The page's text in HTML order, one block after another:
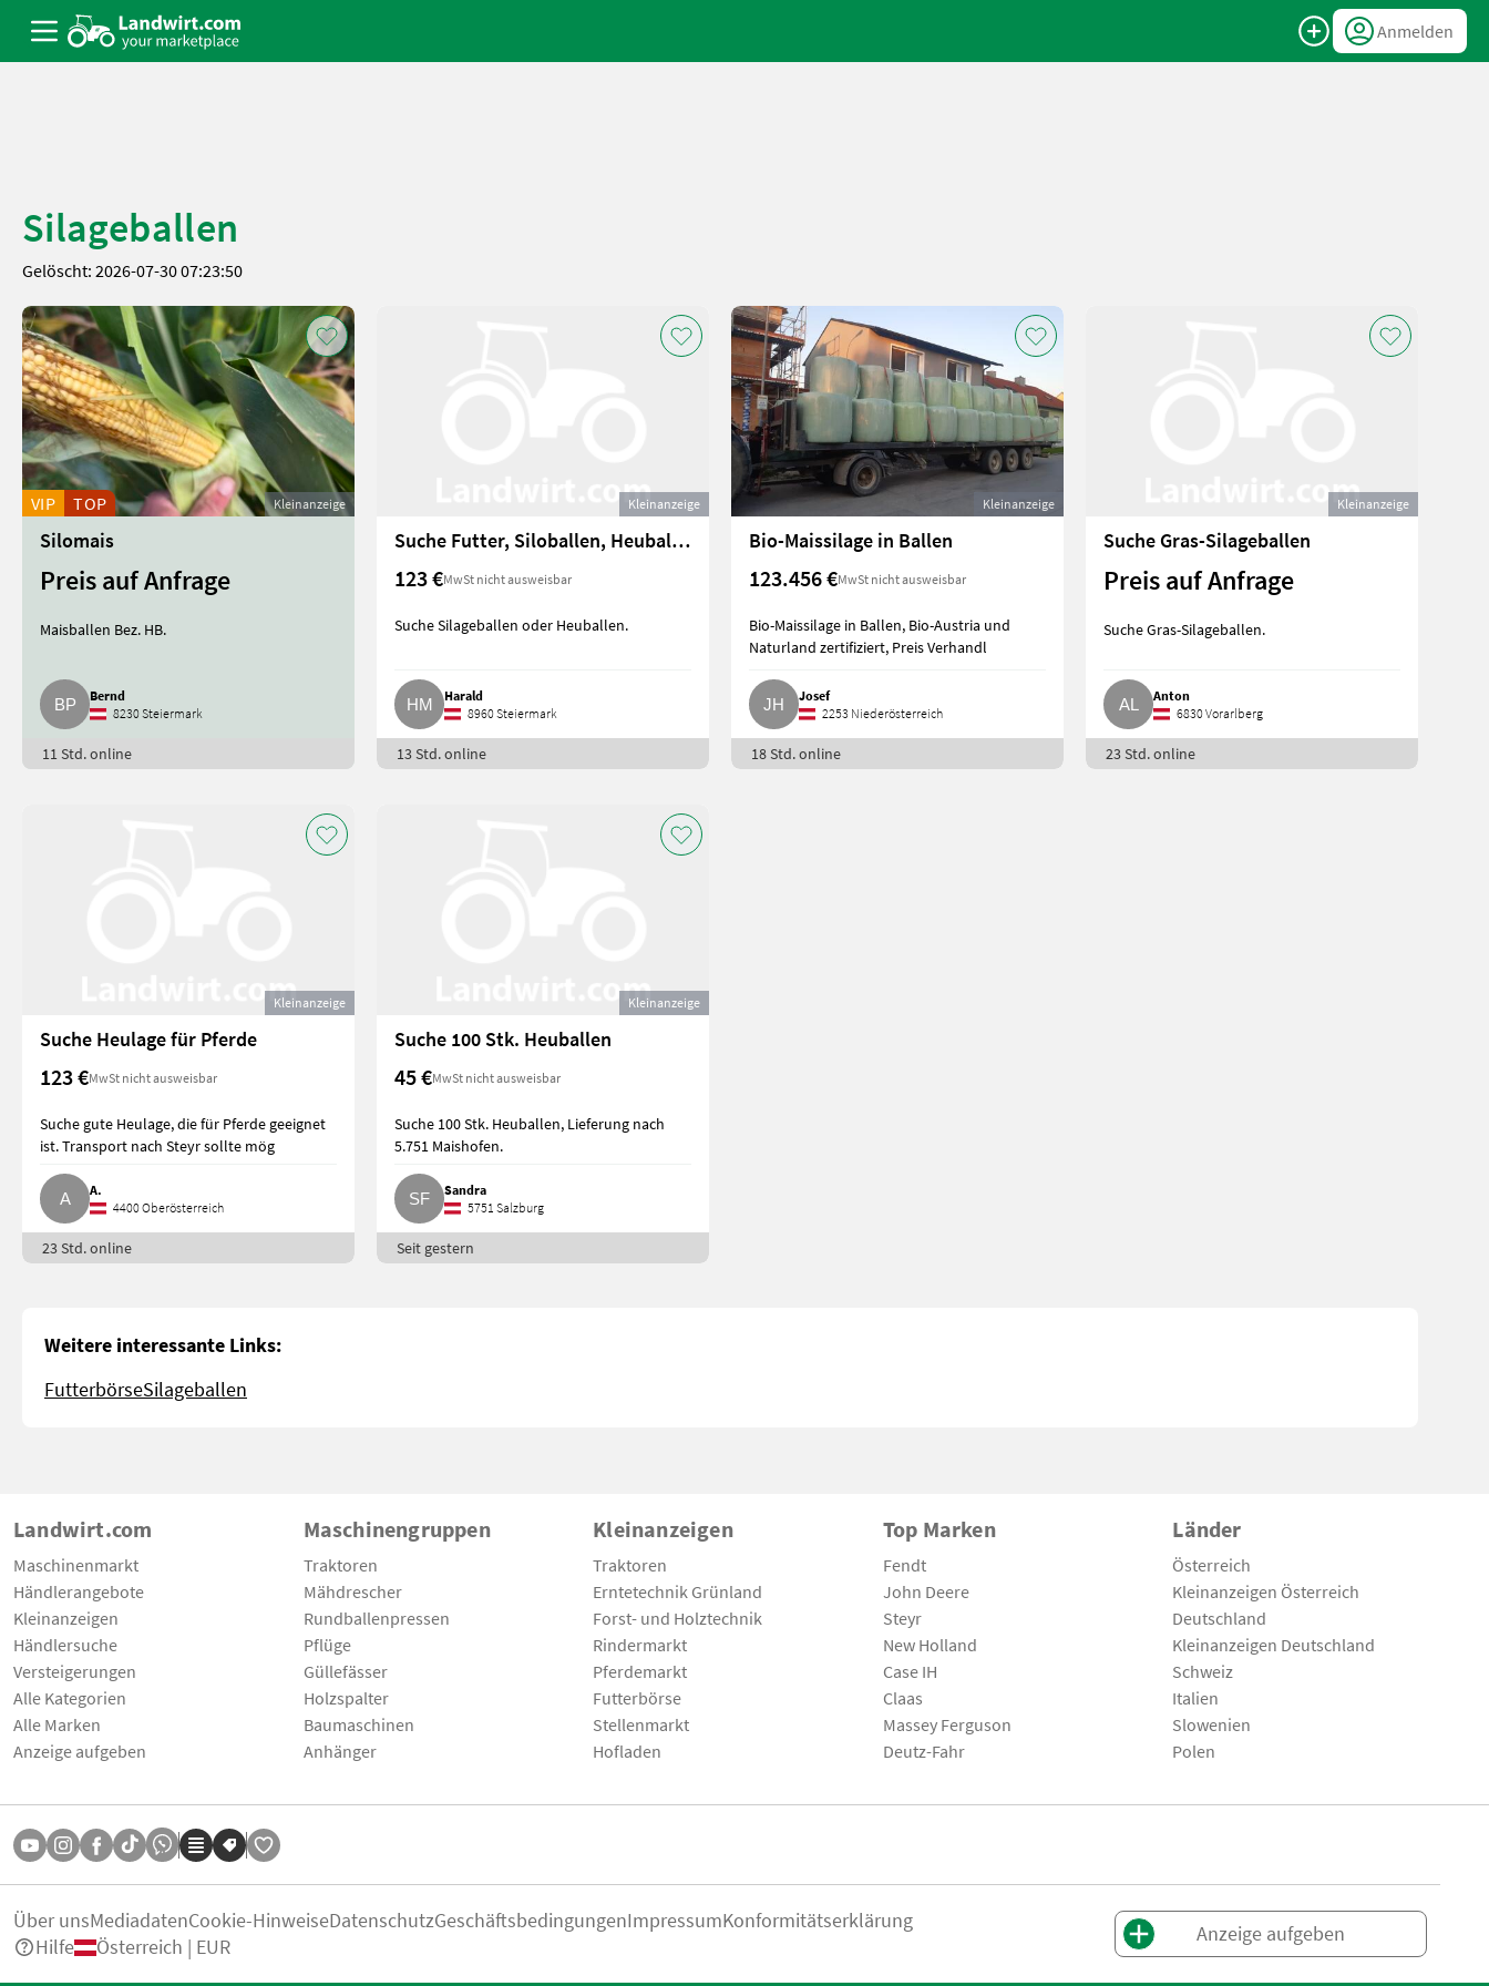
Anmelden
Silageballen
Gelöscht: 2026-07-30 07:23:50
Kleinanzeige
VIP TOP
Silomais
Preis auf Anfrage
Maisballen Bez. HB.
Bernd
8230 Steiermark
11 Std. online
Kleinanzeige
Suche Futter, Siloballen, Heuballen
123 €MwSt nicht ausweisbar
Suche Silageballen oder Heuballen.
Harald
8960 Steiermark
13 Std. online
Kleinanzeige
Bio-Maissilage in Ballen
123.456 €MwSt nicht ausweisbar
Bio-Maissilage in Ballen, Bio-Austria und
Naturland zertifiziert, Preis Verhandl
Josef
2253 Niederösterreich
18 Std. online
Kleinanzeige
Suche Gras-Silageballen
Preis auf Anfrage
Suche Gras-Silageballen.
Anton
6830 Vorarlberg
23 Std. online
Kleinanzeige
Suche Heulage für Pferde
123 €MwSt nicht ausweisbar
Suche gute Heulage, die für Pferde geeignet
ist. Transport nach Steyr sollte mög
A.
4400 Oberösterreich
23 Std. online
Kleinanzeige
Suche 100 Stk. Heuballen
45 €MwSt nicht ausweisbar
Suche 100 Stk. Heuballen, Lieferung nach
5.751 Maishofen.
Sandra
5751 Salzburg
Seit gestern
Weitere interessante Links:
FutterbörseSilageballen
Landwirt.com
Maschinenmarkt
Händlerangebote
Kleinanzeigen
Händlersuche
Versteigerungen
Alle Kategorien
Alle Marken
Anzeige aufgeben
Maschinengruppen
Traktoren
Mähdrescher
Rundballenpressen
Pflüge
Güllefässer
Holzspalter
Baumaschinen
Anhänger
Kleinanzeigen
Traktoren
Erntetechnik Grünland
Forst- und Holztechnik
Rindermarkt
Pferdemarkt
Futterbörse
Stellenmarkt
Hofladen
Top Marken
Fendt
John Deere
Steyr
New Holland
Case IH
Claas
Massey Ferguson
Deutz-Fahr
Länder
Österreich
Kleinanzeigen Österreich
Deutschland
Kleinanzeigen Deutschland
Schweiz
Italien
Slowenien
Polen
Über unsMediadatenCookie-HinweiseDatenschutzGeschäftsbedingungenImpressumKonformitätserklärung
Hilfe
Österreich | EUR
Anzeige aufgeben